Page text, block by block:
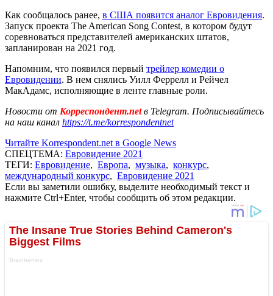
Как сообщалось ранее, в США появится аналог Евровидения.
Запуск проекта The American Song Contest, в котором будут
соревноваться представителей американских штатов,
запланирован на 2021 год.
Напомним, что появился первый трейлер комедии о
Евровидении. В нем снялись Уилл Феррелл и Рейчел
МакАдамс, исполняющие в ленте главные роли.
Новости от Корреспондент.netв Telegram. Подписывайтесь
на наш канал https://t.me/korrespondentnet
Читайте Korrespondent.net в Google News
СПЕЦТЕМА: Евровидение 2021
ТЕГИ: Евровидение, Европа, музыка, конкурс,
международный конкурс, Евровидение 2021
Если вы заметили ошибку, выделите необходимый текст и
нажмите Ctrl+Enter, чтобы сообщить об этом редакции.